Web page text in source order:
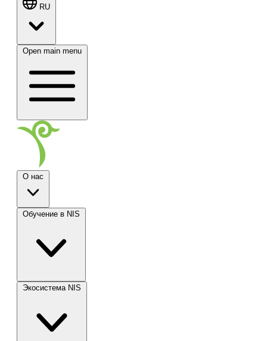
RU
Open main menu
О нас
Обучение в NIS
Экосистема NIS